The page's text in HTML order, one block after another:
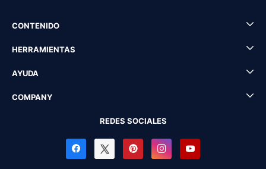
CONTENIDO
HERRAMIENTAS
AYUDA
COMPANY
REDES SOCIALES